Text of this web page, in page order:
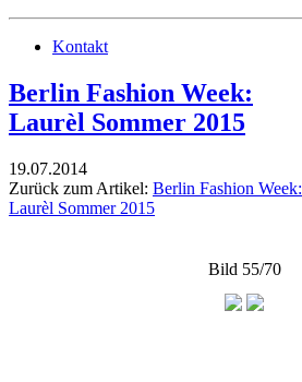
Kontakt
Berlin Fashion Week:
Laurèl Sommer 2015
19.07.2014
Zurück zum Artikel: Berlin Fashion Week:
Laurèl Sommer 2015
Bild 55/70